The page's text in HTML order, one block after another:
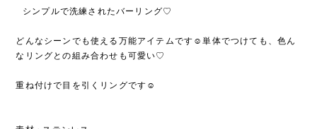
ㅤㅤㅤㅤㅤㅤㅤㅤシンプルで洗練されたバーリング♡
どんなシーンでも使える万能アイテムです☺︎単体でつけても、色ん
なリングとの組み合わせも可愛い♡
重ね付けで目を引くリングです☺︎